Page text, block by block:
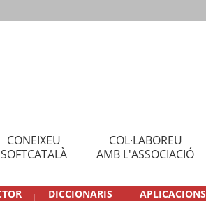
CONEIXEU
SOFTCATALÀ
COL·LABOREU
AMB L'ASSOCIACIÓ
DICCIONARIS APLICACIONS